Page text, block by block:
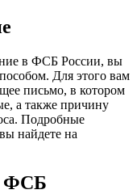
в ФСБ России, вы
Для этого вам
письмо, в котором
а также причину
Подробные
найдете на
ФСБ